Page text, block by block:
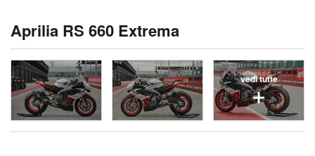
Aprilia RS 660 Extrema
vedi tutte